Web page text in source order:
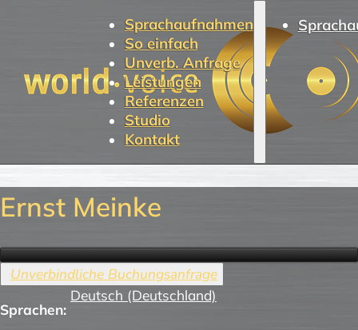
Sprachaufnahmen
So einfach
Unverb. Anfrage
Leistungen
Referenzen
Studio
Kontakt
Ernst Meinke
Sprachen:
Deutsch (Deutschland)